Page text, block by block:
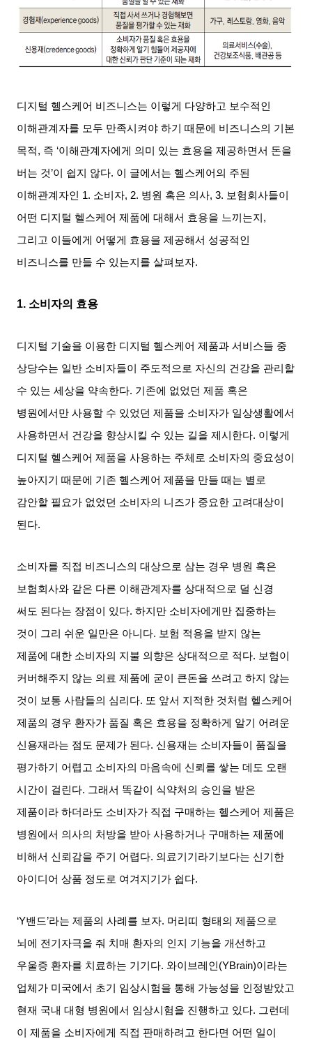
디지털 헬스케어 비즈니스는 이렇게 다양하고 보수적인
이해관계자를 모두 만족시켜야 하기 때문에 비즈니스의 기본
목적, 즉 ‘이해관계자에게 의미 있는 효용을 제공하면서 돈을
버는 것’이 쉽지 않다. 이 글에서는 헬스케어의 주된
이해관계자인
1. 소비자, 2. 병원 혹은 의사, 3. 보험회사들이
어떤 디지털 헬스케어 제품에 대해서 효용을 느끼는지 ,
그리고 이들에게 어떻게 효용을 제공해서 성공적인
비즈니스를 만들 수 있는지를 살펴보자.
1. 소비자의 효용
디지털 기술을 이용한 디지털 헬스케어 제품과 서비스들 중
상당수는 일반 소비자들이 주도적으로 자신의 건강을 관리할
수 있는 세상을 약속한다. 기존에 없었던 제품 혹은
병원에서만 사용할 수 있었던 제품을 소비자가 일상생활에서
사용하면서 건강을 향상시킬 수 있는 길을 제시한다. 이렇게
디지털 헬스케어 제품을 사용하는 주체로 소비자의 중요성이
높아지기 때문에 기존 헬스케어 제품을 만들 때는 별로
감안할 필요가 없었던 소비자의 니즈가 중요한 고려대상이
된다.
소비자를 직접 비즈니스의 대상으로 삼는 경우 병원 혹은
보험회사와 같은 다른 이해관계자를 상대적으로 덜 신경
써도 된다는 장점이 있다.하지만 소비자에게만 집중하는
것이 그리 쉬운 일만은 아니다. 보험 적용을 받지 않는
제품에 대한 소비자의 지불 의향은 상대적으로 적다. 보험이
커버해주지 않는 의료 제품에 굳이 큰돈을 쓰려고 하지 않는
것이 보통 사람들의 심리다. 또 앞서 지적한 것처럼 헬스케어
제품의 경우 환자가 품질 혹은 효용을 정확하게 알기 어려운
신용재라는 점도 문제가 된다. 신용재는 소비자들이 품질을
평가하기 어렵고 소비자의 마음속에 신뢰를 쌓는 데도 오랜
시간이 걸린다. 그래서 똑같이 식약처의 승인을 받은
제품이라 하더라도 소비자가 직접 구매하는 헬스케어 제품은
병원에서 의사의 처방을 받아 사용하거나 구매하는 제품에
비해서 신뢰감을 주기 어렵다. 의료기기라기보다는 신기한
아이디어 상품 정도로 여겨지기가 쉽다.
‘Y밴드’라는 제품의 사례를 보자. 머리띠 형태의 제품으로
뇌에 전기자극을 줘 치매 환자의 인지 기능을 개선하고
우울증 환자를 치료하는 기기다.와이브레인 (YBrain)이라는
업체가 미국에서 초기 임상시험을 통해 가능성을 인정받았고
현재 국내 대형 병원에서 임상시험을 진행하고 있다. 그런데
이 제품을 소비자에게 직접 판매하려고 한다면 어떤 일이